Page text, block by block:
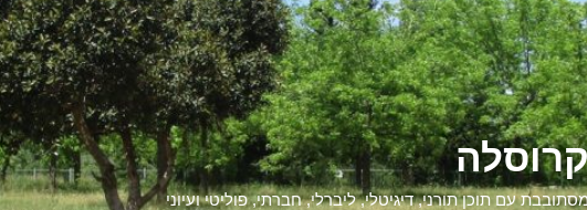
עם תוכן תורני, דיגיטלי, ליברלי, חברתי, פוליטי ועיוני